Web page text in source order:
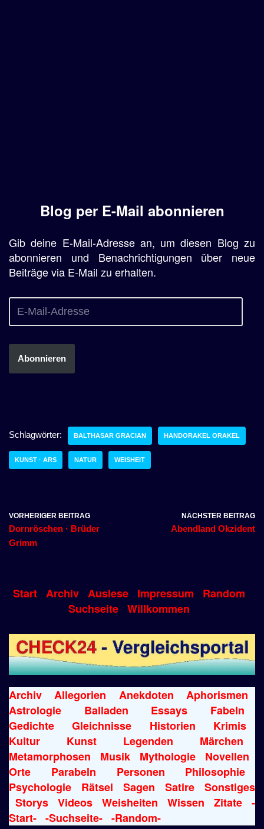
Blog per E-Mail abonnieren
Gib deine E-Mail-Adresse an, um diesen Blog zu
abonnieren und Benachrichtigungen über neue
Beiträge via E-Mail zu erhalten.
Abonnieren
Schlagwörter: BALTHASAR GRACIAN HANDORAKEL ORAKEL
KUNST · ARS NATUR WEISHEIT
VORHERIGER BEITRAG
Dornröschen · Brüder
Grimm
NÄCHSTER BEITRAG
Abendland Okzident
Start Archiv Auslese Impressum
Random
Suchseite Willkommen
Archiv Allegorien Anekdoten
Aphorismen
Astrologie
Balladen Essays
Fabeln
Gedichte
Gleichnisse Historien
Krimis
Kultur
Kunst Legenden
Märchen
Metamorphosen
Musik Mythologie
Novellen
Orte
Parabeln Personen
Philosophie
Psychologie
Rätsel Sagen Satire
Sonstiges
Storys
Videos Weisheiten Wissen Zitate
-
Start- -Suchseite- -Random-